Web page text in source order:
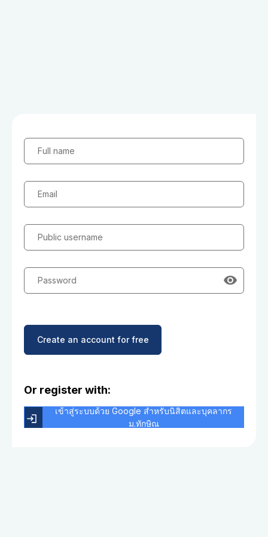
Full name
Email
Public username
Password
Create an account for free
Or register with:
เข้าสู่ระบบด้วย Google สำหรับนิสิตและบุคลากร
ม.ทักษิณ